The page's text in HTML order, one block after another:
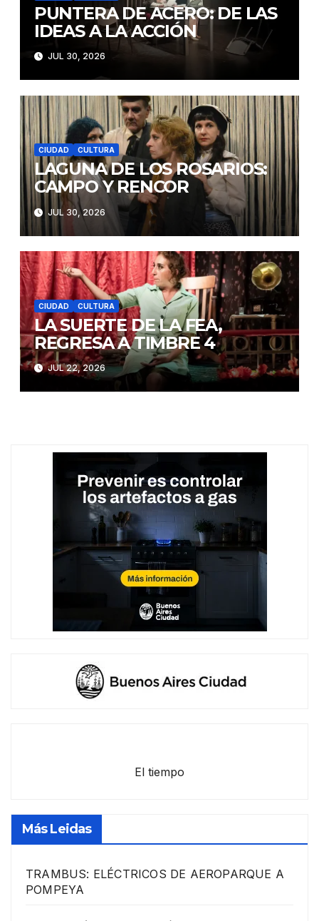
PUNTERA DE ACERO: DE LAS
IDEAS A LA ACCIÓN
JUL 30, 2026
CIUDAD CULTURA
LAGUNA DE LOS ROSARIOS:
CAMPO Y RENCOR
JUL 30, 2026
CIUDAD CULTURA
LA SUERTE DE LA FEA,
REGRESA A TIMBRE 4
JUL 22, 2026
El tiempo
Más Leidas
TRAMBUS: ELÉCTRICOS DE AEROPARQUE A
POMPEYA